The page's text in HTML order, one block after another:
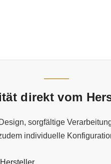
direkt vom
sorgfältige
individuelle